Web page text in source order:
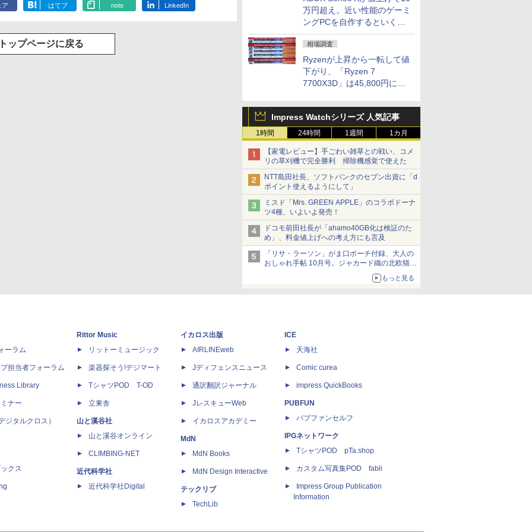
万円超え。近い性能のゲーミ
ングPCを自作するといくら
になる？
相場調査
Ryzenが上昇から一転して値
下がり、「Ryzen 7
7700X3D」は45,800円に急
との価格逆転解消 [8月前半の
CPU価格]
Impress Watchシリーズ 人気記事
1時間 24時間 1週間 1カ月
【家電レビュー】手ごわい雑草との戦い、コメ
リの草刈機で完全勝利 掃除機感覚で使えた
NTT島田社長、ソフトバンクのセブン出資に「d
ポイント使えるようにして」
ミスド「Mrs. GREEN APPLE」のコラボドーナ
ツ4種、いよいよ発売！
ドコモ前田社長が「ahamo40GB化は検証のた
め」、料金値上げへの考え方にも言及
「リサ・ラーソン」がま口ポーチ付録、大人の
おしゃれ手帖 10月号。ジャカード織の北欧猫デ
もっと見る
ア はてブ note LinkedIn
トップページに戻る
ーラム
担当者フォーラム
Library
ナー
ジタルクロス）
クス
Rittor Music
リットーミュージック
楽器探そう!デジマート
TシャツPOD T-OD
立東舎
山と溪谷社
山と溪谷オンライン
CLIMBING-NET
近代科学社
近代科学社Digital
イカロス出版
AIRLINEweb
Jディフェンスニュース
通訳翻訳ジャーナル
JレスキューWeb
イカロスアカデミー
MdN
MdN Books
MdN Design Interactive
テックリブ
TechLib
ICE
天海社
Comic curea
impress QuickBooks
PUBFUN
パブファンセルフ
IPGネットワーク
TシャツPOD pTa.shop
カスタム写真集POD fabli
Impress Group Publication
Information